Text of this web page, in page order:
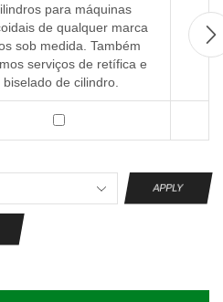
para máquinas
de qualquer marca
sob medida. Também
serviços de retífica e
biselado de cilindro.
APPLY